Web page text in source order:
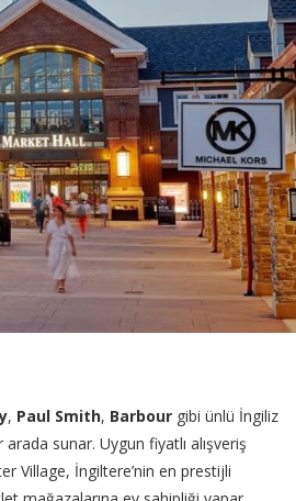
, Paul Smith, Barbour gibi ünlü İngiliz
sunar. Uygun fiyatlı alışveriş
Village, İngiltere’nin en prestijli